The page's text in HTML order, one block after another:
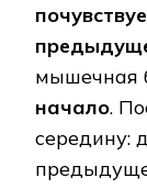
мышечная
начало.
середину: